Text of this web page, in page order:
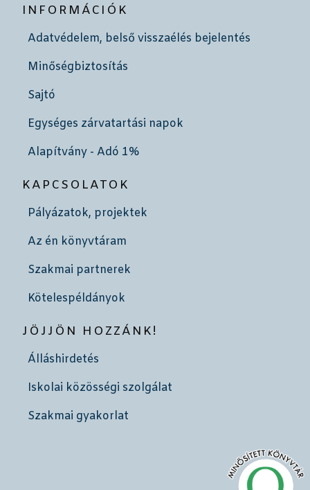
INFORMÁCIÓK
Adatvédelem, belső visszaélés bejelentés
Minőségbiztosítás
Sajtó
Egységes zárvatartási napok
Alapítvány - Adó 1%
KAPCSOLATOK
Pályázatok, projektek
Az én könyvtáram
Szakmai partnerek
Kötelespéldányok
JÖJJÖN HOZZÁNK!
Álláshirdetés
Iskolai közösségi szolgálat
Szakmai gyakorlat